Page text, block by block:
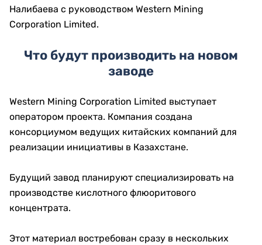
Налибаева с руководством Western Mining
Corporation Limited.
Что будут производить на новом
заводе
Western Mining Corporation Limited выступает
оператором проекта. Компания создана
консорциумом ведущих китайских компаний для
реализации инициативы в Казахстане.
Будущий завод планируют специализировать на
производстве кислотного флюоритового
концентрата.
Этот материал востребован сразу в нескольких